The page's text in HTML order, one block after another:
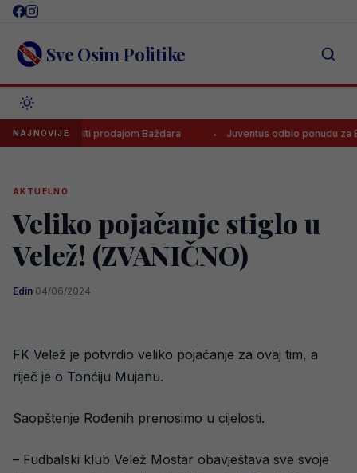
Skip
content Sve Osim Politike
NAJNOVIJE
zaraditi prodajom Baždara Juventus odbio ponudu za
AKTUELNO
Veliko pojačanje stiglo u
Velež! (ZVANIČNO)
Edin·04/06/2024
FK Velež je potvrdio veliko pojačanje za ovaj tim, a
riječ je o Tonćiju Mujanu.
Saopštenje Rođenih prenosimo u cijelosti.
– Fudbalski klub Velež Mostar obavještava sve svoje